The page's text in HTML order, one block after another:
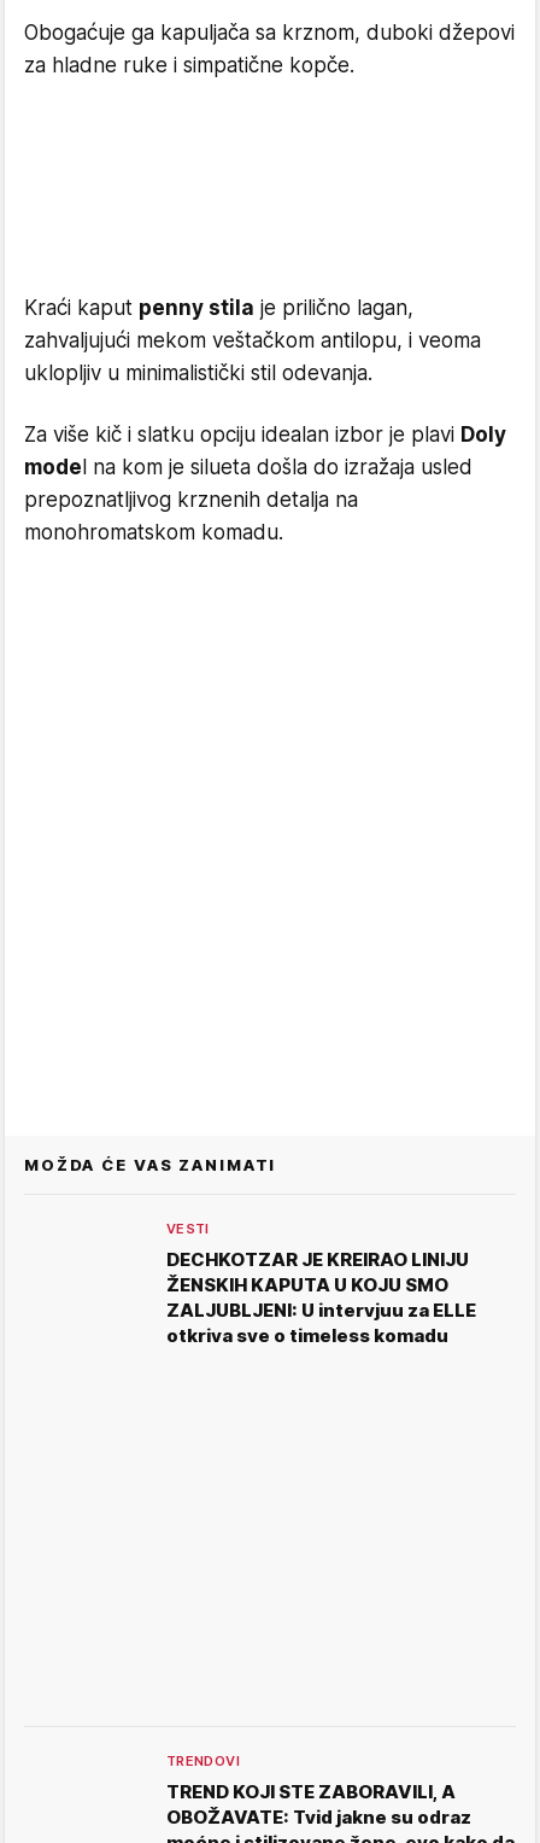
Obogaćuje ga kapuljača sa krznom, duboki džepovi
za hladne ruke i simpatične kopče.
Kraći kaput penny stila je prilično lagan,
zahvaljujući mekom veštačkom antilopu, i veoma
uklopljiv u minimalistički stil odevanja.
Za više kič i slatku opciju idealan izbor je plavi Doly
mode l na kom je silueta došla do izražaja usled
prepoznatljivog krznenih detalja na
monohromatskom komadu.
MOŽDA ĆE VAS ZANIMATI
VESTI
DECHKOTZAR JE KREIRAO LINIJU
ŽENSKIH KAPUTA U KOJU SMO
ZALJUBLJENI: U intervjuu za ELLE
otkriva sve o timeless komadu
TRENDOVI
TREND KOJI STE ZABORAVILI, A
OBOŽAVATE: Tvid jakne su odraz